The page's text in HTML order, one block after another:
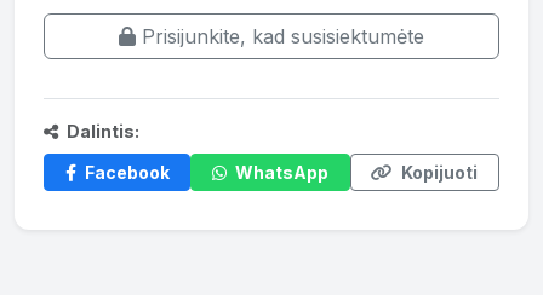
Prisijunkite, kad susisiektumėte
Dalintis:
Facebook
WhatsApp Kopijuoti